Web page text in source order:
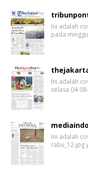
Ini adalah
pada
Ini adalah
selasa 04-
Ini adalah
rabu_12.jpg